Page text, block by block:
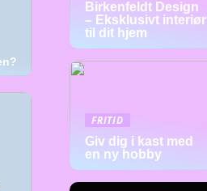
Birkenfeldt Design
– Eksklusivt interiør
til dit hjem
FRITID
Giv dig i kast med
en ny hobby